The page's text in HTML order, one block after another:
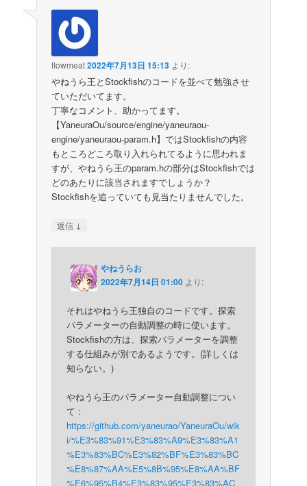
flowmeat2022年7月13日 15:13 より:
やねうら王とStockfishのコードを並べて勉強させ
ていただいてます。
丁寧なコメント、助かってます。
【YaneuraOu/source/engine/yaneuraou-
engine/yaneuraou-param.h】ではStockfishの内容
もところどころ取り入れられてるように思われま
すが、やねうら王のparam.hの部分はStockfishでは
どのあたりに該当されますでしょうか？
Stockfishを追っていても見当たりませんでした。
返信 ↓
やねうらお
2022年7月14日 01:00 より:
それはやねうら王独自のコードです。探索
パラメーターの自動調整の時に使います。
Stockfishの方は、探索パラメーターを調整
する仕組みが別であるようです。(詳しくは
知らない。)
やねうら王のパラメーター自動調整につい
て :
https://github.com/yaneurao/YaneuraOu/wik
i/%E3%83%91%E3%83%A9%E3%83%A1
%E3%83%BC%E3%82%BF%E3%83%BC
%E8%87%AA%E5%8B%95%E8%AA%BF
%E6%95%B4%E3%83%95%E3%83%AC